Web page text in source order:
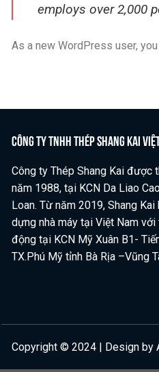
employs over 2,000
As a new WordPress user,
CÔNG TY TNHH THÉP SHANG KAI
Công ty Thép Shang Kai được
năm 1988, tại KCN Da Liao
Loan. Từ năm 2019, Shang
dựng nhà máy tại Việt Nam
động tại KCN Mỹ Xuân B1-
TX.Phú Mỹ tỉnh Bà Rịa –Vũng
Copyright © 2024 | Design by